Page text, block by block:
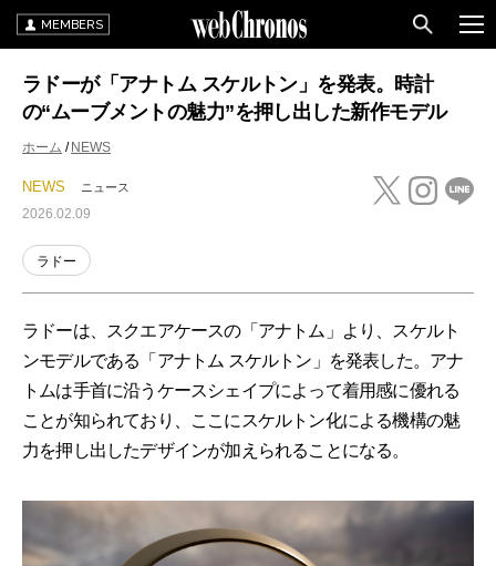
MEMBERS
ラドーが「アナトム スケルトン」を発表。時計
の“ムーブメントの魅力”を押し出した新作モデル
ホーム NEWS
NEWS ニュース
2026.02.09
ラドー
ラドーは、スクエアケースの「アナトム」より、スケルト
ンモデルである「アナトム スケルトン」を発表した。アナ
トムは手首に沿うケースシェイプによって着用感に優れる
ことが知られており、ここにスケルトン化による機構の魅
力を押し出したデザインが加えられることになる。